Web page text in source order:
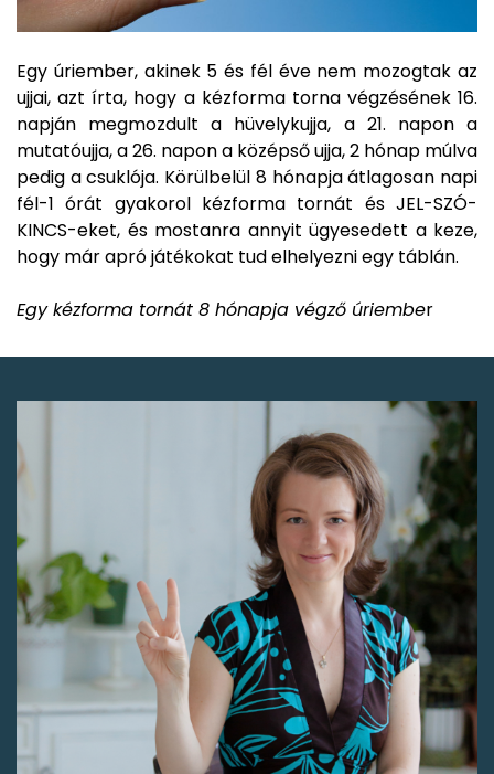
Egy úriember, akinek 5 és fél éve nem mozogtak az
ujjai, azt írta, hogy a kézforma torna végzésének 16.
napján megmozdult a hüvelykujja, a 21. napon a
mutatóujja, a 26. napon a középső ujja, 2 hónap múlva
pedig a csuklója. Körülbelül 8 hónapja átlagosan napi
fél-1 órát gyakorol kézforma tornát és JEL-SZÓ-
KINCS-eket, és mostanra annyit ügyesedett a keze,
hogy már apró játékokat tud elhelyezni egy táblán.
Egy kézforma tornát 8 hónapja végző úriember